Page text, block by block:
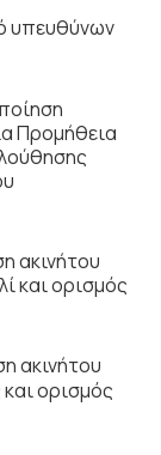
υπευθύνων
Προμήθεια
ακινήτου
και ορισμός
ακινήτου
ορισμός